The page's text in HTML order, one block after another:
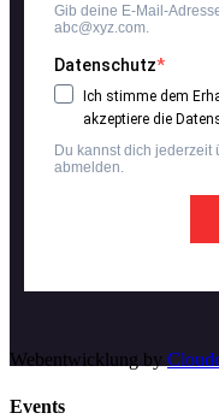
Gib deine E-Mail-
abc@xyz.com.
Datenschutz
Ich stimme dem
akzeptiere die
Du kannst dich
abmelden.
Webentwicklung by
Events